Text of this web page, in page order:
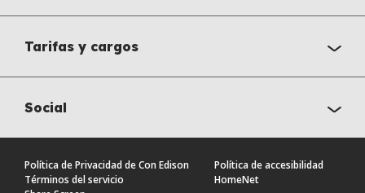
Tarifas y cargos
Social
Política de Privacidad de Con Edison
Política de accesibilidad
Términos del servicio
HomeNet